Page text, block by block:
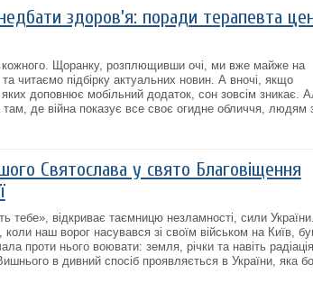
здоров’я: поради терапевта
кожного. Щоранку, розплющивши очі, ми вже майже на
читаємо підбірку актуальних новин. А вночі, якщо
доповнює мобільний додаток, сон зовсім зникає.
там, де війна показує все своє огидне обличчя, людям
Святослава у свято Благовіщення
тебе», відкриває таємницю незламності, сили
наш ворог насувався зі своїм військом на Київ,
проти нього воювати: земля, річки та навіть радіація
в дивний спосіб проявляється в України, яка